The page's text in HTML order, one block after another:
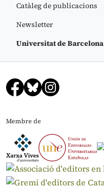
Catàleg de publicacions
Newsletter
Universitat de Barcelona
Membre de